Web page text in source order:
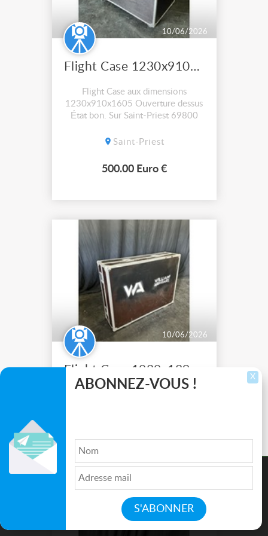
10/06/2026
Flight Case 1230x910x1605
Flight Case aux dimensions
1230x910x1605 Ouverture dessus
État bon. Sur Saint-Priest 69800
Saint-Priest
500.00 Euro €
10/06/2026
150.00 Euro €
X
ABONNEZ-VOUS !
Ce site utilise des cookies pour améliorer l'expérience de
navigation, fournir des fonctionnalités supplémentaires, et